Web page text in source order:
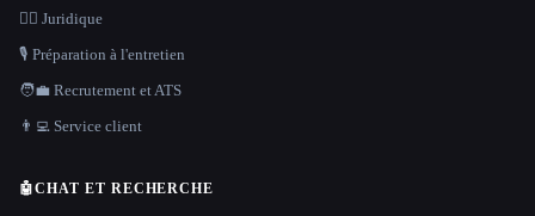
👩‍⚖️ Juridique
🎙️ Préparation à l'entretien
🧑‍💼 Recrutement et ATS
👨‍💻 Service client
🤖CHAT ET RECHERCHE